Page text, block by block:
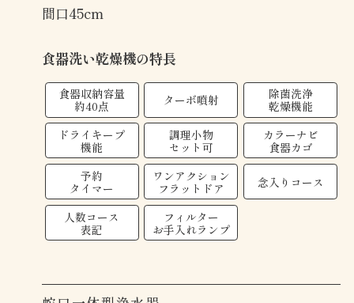
間口45cm
食器洗い乾燥機の特長
食器収納容量
約40点
ターボ噴射
除菌洗浄
乾燥機能
ドライキープ
機能
調理小物
セット可
カラーナビ
食器カゴ
予約
タイマー
ワンアクション
フラットドア
念入りコース
人数コース
表記
フィルター
お手入れランプ